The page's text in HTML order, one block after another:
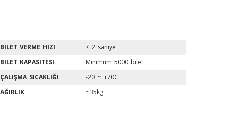
BILET VERME HIZI
< 2 saniye
BILET KAPASITESI
Minimum 5000 bilet
ÇALIŞMA SICAKLIĞI
-20 ~ +70C
AĞIRLIK
~35kg